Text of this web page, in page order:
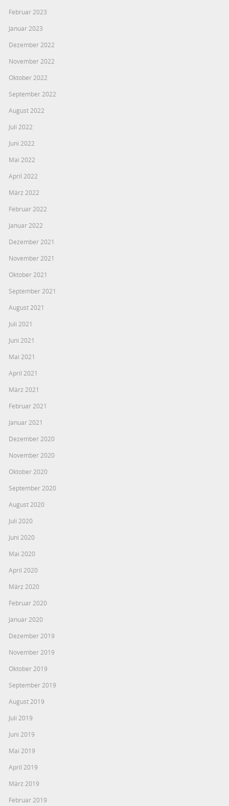
Februar 2023
Januar 2023
Dezember 2022
November 2022
Oktober 2022
September 2022
August 2022
Juli 2022
Juni 2022
Mai 2022
April 2022
März 2022
Februar 2022
Januar 2022
Dezember 2021
November 2021
Oktober 2021
September 2021
August 2021
Juli 2021
Juni 2021
Mai 2021
April 2021
März 2021
Februar 2021
Januar 2021
Dezember 2020
November 2020
Oktober 2020
September 2020
August 2020
Juli 2020
Juni 2020
Mai 2020
April 2020
März 2020
Februar 2020
Januar 2020
Dezember 2019
November 2019
Oktober 2019
September 2019
August 2019
Juli 2019
Juni 2019
Mai 2019
April 2019
März 2019
Februar 2019